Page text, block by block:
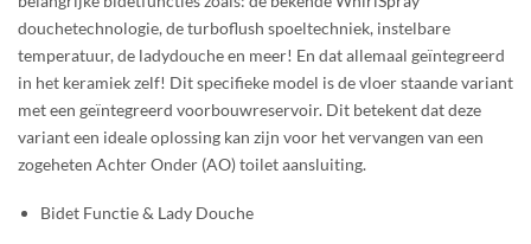
douchetechnologie, de turboflush spoeltechniek, instelbare
temperatuur, de ladydouche en meer! En dat allemaal geïntegreerd
in het keramiek zelf! Dit specifieke model is de vloer staande variant
met een geïntegreerd voorbouwreservoir. Dit betekent dat deze
variant een ideale oplossing kan zijn voor het vervangen van een
zogeheten Achter Onder (AO) toilet aansluiting.
Bidet Functie & Lady Douche